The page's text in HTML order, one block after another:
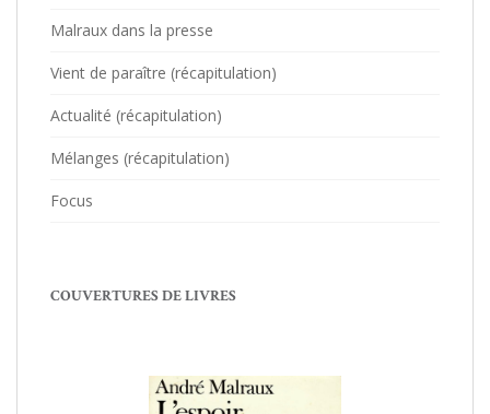
Malraux dans la presse
Vient de paraître (récapitulation)
Actualité (récapitulation)
Mélanges (récapitulation)
Focus
COUVERTURES DE LIVRES